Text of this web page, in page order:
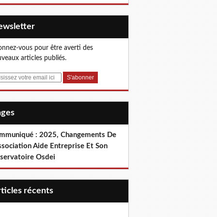
vous pour être averti des
articles publiés.
: 2025, Changements De
Aide Entreprise Et Son
Osdei
récents